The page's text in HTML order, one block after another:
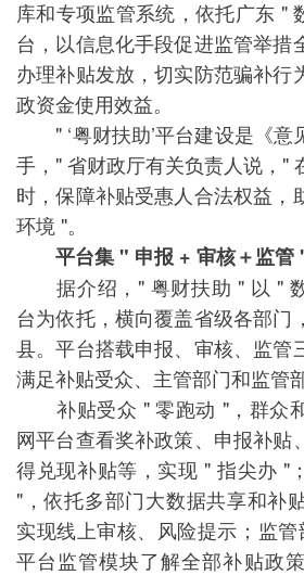
库和专项监管系统，依托广东 "
台，以信息化手段促进监管举措
办理补贴发放，切实防范骗补行
政资金使用效益。
" ‘粤财扶助’平台建设是《意
手，" 省财政厅有关负责人说，"
时，保障补贴受惠人合法权益，
环境 "。
平台集 " 申报 + 审核＋监管
据介绍，" 粤财扶助 " 以 "
台为依托，横向覆盖省级各部门
县。平台搭载申报、审核、监管
满足补贴受众、主管部门和监管
补贴受众 " 零跑动 "，群众
网平台查看奖补政策、申报补贴
得兑现补贴等，实现 " 指尖办 "
"，依托多部门大数据共享和补
实现线上审核、风险提示；监
平台监管模块了解全部补贴政